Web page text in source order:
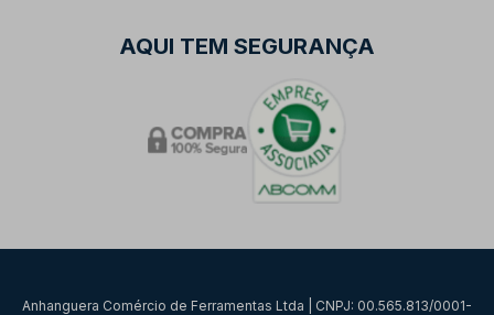
AQUI TEM SEGURANÇA
Anhanguera Comércio de Ferramentas Ltda | CNPJ: 00.565.813/0001-